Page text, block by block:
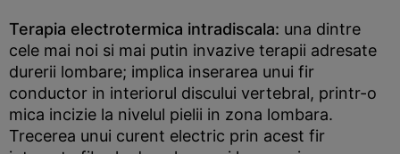
Terapia electrotermica intradiscala: una dintre
cele mai noi si mai putin invazive terapii adresate
durerii lombare; implica inserarea unui fir
conductor in interiorul discului vertebral, printr-o
mica incizie la nivelul pielii in zona lombara.
Trecerea unui curent electric prin acest fir